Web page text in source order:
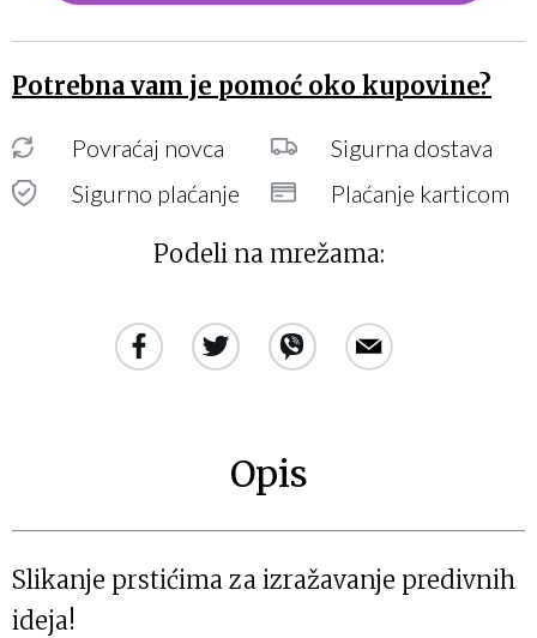
Potrebna vam je pomoć oko kupovine?
Povraćaj novca
Sigurna dostava
Sigurno plaćanje
Plaćanje karticom
Podeli na mrežama:
Opis
Slikanje prstićima za izražavanje predivnih
ideja!